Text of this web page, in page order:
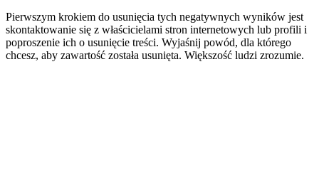
Pierwszym krokiem do usunięcia tych negatywnych wyników jest
skontaktowanie się z właścicielami stron internetowych lub profili i
poproszenie ich o usunięcie treści. Wyjaśnij powód, dla którego
chcesz, aby zawartość została usunięta. Większość ludzi zrozumie.